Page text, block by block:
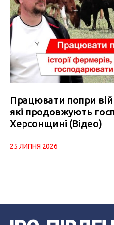
Працювати попри
які продовжують
Херсонщині (Відео)
25 ЛИПНЯ 2026